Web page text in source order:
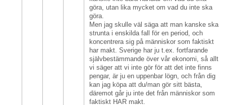
göra, utan lika mycket om vad du inte ska
göra.
Men jag skulle väl säga att man kanske ska
strunta i enskilda fall för en period, och
koncentrera sig på människor som faktiskt
har makt. Sverige har ju t.ex. fortfarande
självbestämmande över vår ekonomi, så allt
vi säger att vi inte gör för att det inte finns
pengar, är ju en uppenbar lögn, och från dig
kan jag köpa att du/man gör sitt bästa,
däremot går ju inte det från människor som
faktiskt HAR makt.